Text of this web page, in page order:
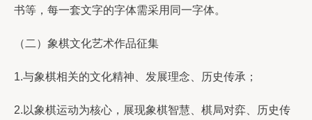
书等，每一套文字的字体需采用同一字体。
（二）象棋文化艺术作品征集
1.与象棋相关的文化精神、发展理念、历史传承；
2.以象棋运动为核心，展现象棋智慧、棋局对弈、历史传